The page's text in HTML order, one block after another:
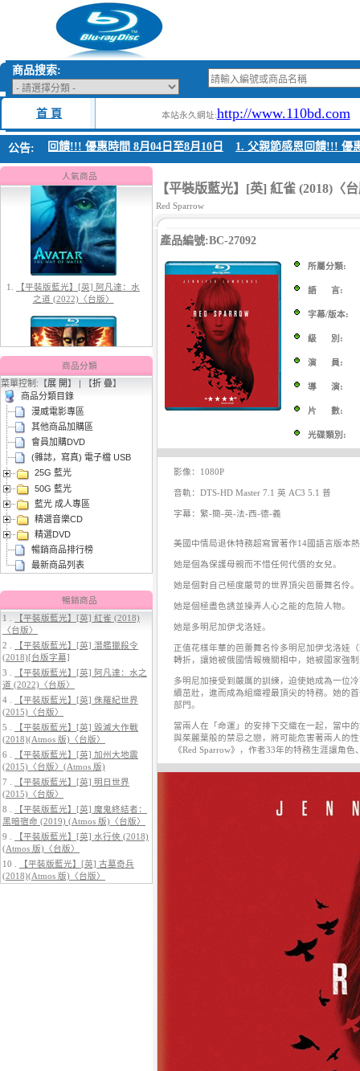
商品搜索:
首 頁 本站永久網址:http://www.110bd.com
公告:
節感恩回饋!!! 優惠時間 8月04日至8月10日 1. 父親節感恩回饋!!! 優惠
人氣商品
1.【平裝版藍光】[英] 阿凡達：水
之道 (2022)〈台版〉
【平裝版藍光】[英] 阿凡達3：火
與燼 (2025)(Atmos 版)〈台版〉
3.【平裝版藍光】[英] 太空超人
(2026)[台版字幕]
4.【平裝版藍光】[英] 穿著PRADA
的惡魔 2 (2026)[台版字幕]
5.【平裝版藍光】[英] 巔峰獵殺
(2026)
商品分類
菜單控制:【展 開】 | 【折 疊】
商品分類目錄
漫威電影專區
其他商品加購區
會員加購DVD
(雜誌，寫真) 電子檔 USB
25G 藍光
50G 藍光
藍光 成人專區
精選音樂CD
精選DVD
暢銷商品排行榜
最新商品列表
暢銷商品
1 .
【平裝版藍光】[英] 紅雀 (2018)
〈台版〉
2 .
【平裝版藍光】[英] 潛艦獵殺令
(2018)[台版字幕]
3 .
【平裝版藍光】[英] 阿凡達：水之
道 (2022)〈台版〉
4 .
【平裝版藍光】[英] 侏羅紀世界
(2015)〈台版〉
5 .
【平裝版藍光】[英] 毀滅大作戰
(2018)(Atmos 版)〈台版〉
6 .
【平裝版藍光】[英] 加州大地震
(2015)〈台版〉(Atmos 版)
7 .
【平裝版藍光】[英] 明日世界
(2015)〈台版〉
8 .
【平裝版藍光】[英] 魔鬼終結者：
黑暗宿命 (2019) (Atmos 版)〈台版〉
9 .
【平裝版藍光】[英] 水行俠 (2018)
(Atmos 版)〈台版〉
10 .
【平裝版藍光】[英] 古墓奇兵
(2018)(Atmos 版)〈台版〉
【平裝版藍光】[英] 紅雀 (2018)〈
Red Sparrow
產品編號:BC-27092
所屬分類:
語 言:
字幕/版本:
級 別:
演 員:
導 演:
片 數:
光碟類別:
影像：1080P
音軌：DTS-HD Master 7.1 英 AC3 5.1 普
字幕：繁-簡-英-法-西-德-義
美國中情局退休特務超寫實著作14國語言版本
她是個為保護母親而不惜任何代價的女兒。
她是個對自己極度嚴苛的世界頂尖芭蕾舞名伶。
她是個極盡色誘並操弄人心之能的危險人物。
她是多明尼加伊戈洛娃。
正值花樣年華的芭蕾舞名伶多明尼加伊戈洛娃
轉折，讓她被俄國情報機關相中，她被國家強
多明尼加接受到嚴厲的訓練，迫使她成為一位
續茁壯，進而成為組織裡最頂尖的特務。她的
部門。
當兩人在「命運」的安排下交織在一起，當中
與茱麗葉般的禁忌之戀，將可能危害著兩人的
《Red Sparrow》，作者33年的特務生涯讓角